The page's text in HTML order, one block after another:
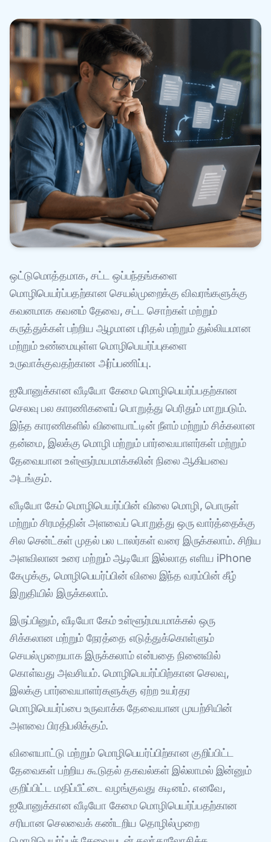
ஒட்டுமொத்தமாக, சட்ட ஒப்பந்தங்களை
மொழிபெயர்ப்பதற்கான செயல்முறைக்கு விவரங்களுக்கு
கவனமாக கவனம் தேவை, சட்ட சொற்கள் மற்றும்
கருத்துக்கள் பற்றிய ஆழமான புரிதல் மற்றும் துல்லியமான
மற்றும் உண்மையுள்ள மொழிபெயர்ப்புகளை
உருவாக்குவதற்கான அர்ப்பணிப்பு.
ஐபோனுக்கான வீடியோ கேமை மொழிபெயர்ப்பதற்கான
செலவு பல காரணிகளைப் பொறுத்து பெரிதும் மாறுபடும்.
இந்த காரணிகளில் விளையாட்டின் நீளம் மற்றும் சிக்கலான
தன்மை, இலக்கு மொழி மற்றும் பார்வையாளர்கள் மற்றும்
தேவையான உள்ளூர்மயமாக்கலின் நிலை ஆகியவை
அடங்கும்.
வீடியோ கேம் மொழிபெயர்ப்பின் விலை மொழி, பொருள்
மற்றும் சிரமத்தின் அளவைப் பொறுத்து ஒரு வார்த்தைக்கு
சில சென்ட்கள் முதல் பல டாலர்கள் வரை இருக்கலாம். சிறிய
அளவிலான உரை மற்றும் ஆடியோ இல்லாத எளிய iPhone
கேமுக்கு, மொழிபெயர்ப்பின் விலை இந்த வரம்பின் கீழ்
இறுதியில் இருக்கலாம்.
இருப்பினும், வீடியோ கேம் உள்ளூர்மயமாக்கல் ஒரு
சிக்கலான மற்றும் நேரத்தை எடுத்துக்கொள்ளும்
செயல்முறையாக இருக்கலாம் என்பதை நினைவில்
கொள்வது அவசியம். மொழிபெயர்ப்பிற்கான செலவு,
இலக்கு பார்வையாளர்களுக்கு ஏற்ற உயர்தர
மொழிபெயர்ப்பை உருவாக்க தேவையான முயற்சியின்
அளவை பிரதிபலிக்கும்.
விளையாட்டு மற்றும் மொழிபெயர்ப்பிற்கான குறிப்பிட்ட
தேவைகள் பற்றிய கூடுதல் தகவல்கள் இல்லாமல் இன்னும்
குறிப்பிட்ட மதிப்பீட்டை வழங்குவது கடினம். எனவே,
ஐபோனுக்கான வீடியோ கேமை மொழிபெயர்ப்பதற்கான
சரியான செலவைக் கண்டறிய தொழில்முறை